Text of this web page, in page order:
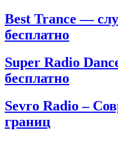
Best Trance —
бесплатно
Super Radio
бесплатно
Sevro Radio –
границ